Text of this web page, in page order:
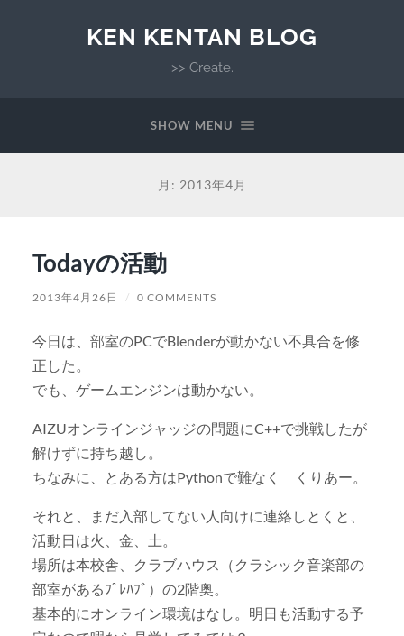
KEN KENTAN BLOG
>> Create.
SHOW MENU
月: 2013年4月
Todayの活動
2013年4月26日 / 0 COMMENTS
今日は、部室のPCでBlenderが動かない不具合を修
正した。
でも、ゲームエンジンは動かない。
AIZUオンラインジャッジの問題にC++で挑戦したが
解けずに持ち越し。
ちなみに、とある方はPythonで難なく くりあー。
それと、まだ入部してない人向けに連絡しとくと、
活動日は火、金、土。
場所は本校舎、クラブハウス（クラシック音楽部の
部室があるﾌﾟﾚﾊﾌﾞ）の2階奥。
基本的にオンライン環境はなし。明日も活動する予